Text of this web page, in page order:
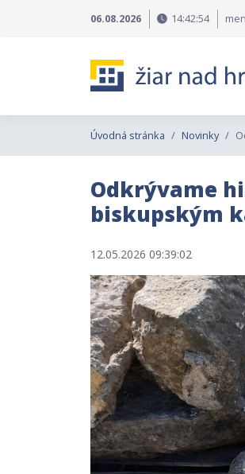
Preskočiť na hlavné menu
06.08.2026 14:42:55
Úvodná stránka Novinky
Odkrývame
biskupským
12.05.2026 09:39:02